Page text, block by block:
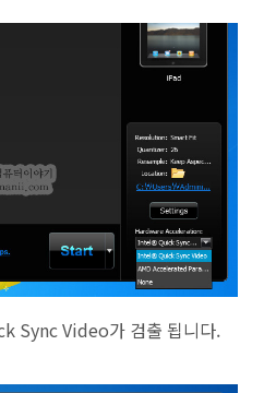
Sync Video가 검출 됩니다.